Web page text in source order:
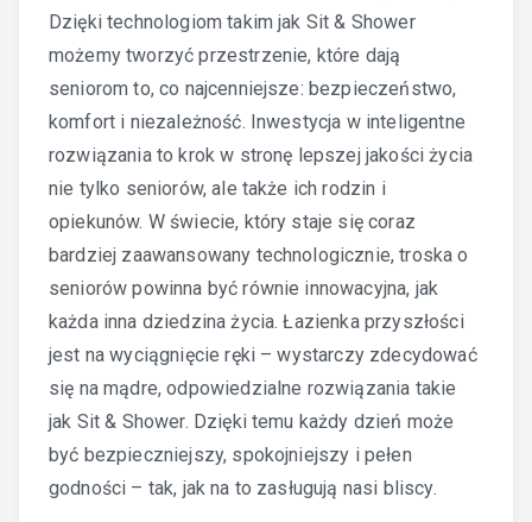
Dzięki technologiom takim jak Sit & Shower
możemy tworzyć przestrzenie, które dają
seniorom to, co najcenniejsze: bezpieczeństwo,
komfort i niezależność. Inwestycja w inteligentne
rozwiązania to krok w stronę lepszej jakości życia
nie tylko seniorów, ale także ich rodzin i
opiekunów. W świecie, który staje się coraz
bardziej zaawansowany technologicznie, troska o
seniorów powinna być równie innowacyjna, jak
każda inna dziedzina życia. Łazienka przyszłości
jest na wyciągnięcie ręki – wystarczy zdecydować
się na mądre, odpowiedzialne rozwiązania takie
jak Sit & Shower. Dzięki temu każdy dzień może
być bezpieczniejszy, spokojniejszy i pełen
godności – tak, jak na to zasługują nasi bliscy.